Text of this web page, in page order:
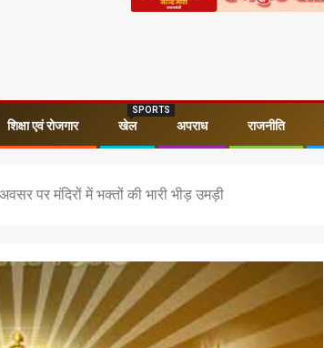
शिक्षा एवं रोजगार खेल
SPORTS
अपराध राजनीति
पर मंदिरों में भक्तों की भारी भीड़ उमड़ी